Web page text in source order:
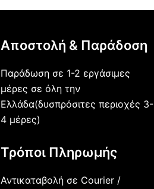
Αποστολή & Παράδοση
Παράδωση σε 1-2 εργάσιμες
μέρες σε όλη την
Ελλάδα(δυσπρόσιτες περιοχές 3-
4 μέρες)
Τρόποι Πληρωμής
Αντικαταβολή σε Courier /